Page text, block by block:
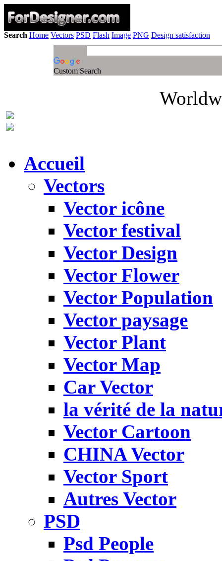
Search Home Vectors PSD Flash Image PNG Design satisfaction
Custom Search
Accueil
Vectors
Vector icône
Vector festival
Vector Design
Vector Flower
Vector Population
Vector paysage
Vector Plant
Vector Map
Car Vector
la vérité de la
Vector Cartoon
CHINA Vector
Vector Sport
Autres Vector
PSD
Psd People